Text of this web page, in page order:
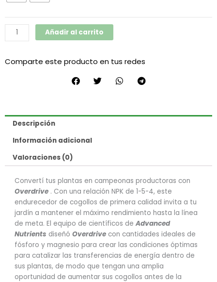
Añadir al carrito
Comparte este producto en tus redes
Descripción
Información adicional
Valoraciones (0)
Convertí tus plantas en campeonas productoras con
Overdrive . Con una relación NPK de 1-5-4, este
endurecedor de cogollos de primera calidad invita a tu
jardín a mantener el máximo rendimiento hasta la línea
de meta. El equipo de científicos deAdvanced
Nutrients diseñó Overdrive con cantidades ideales de
fósforo y magnesio para crear las condiciones óptimas
para catalizar las transferencias de energía dentro de
sus plantas, de modo que tengan una amplia
oportunidad de aumentar sus cogollos antes de la